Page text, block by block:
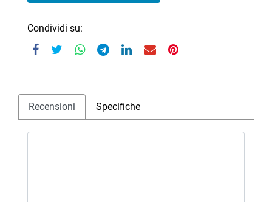
Condividi su:
Recensioni Specifiche